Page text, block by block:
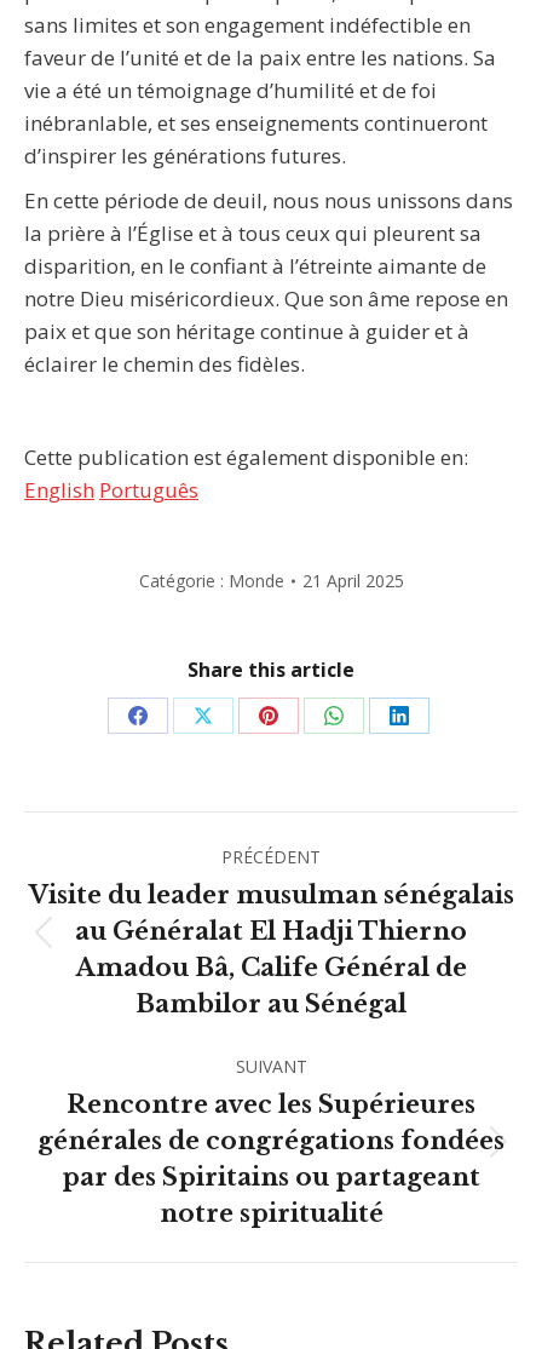
sans limites et son engagement indéfectible en
faveur de l’unité et de la paix entre les nations. Sa
vie a été un témoignage d’humilité et de foi
inébranlable, et ses enseignements continueront
d’inspirer les générations futures.
En cette période de deuil, nous nous unissons dans
la prière à l’Église et à tous ceux qui pleurent sa
disparition, en le confiant à l’étreinte aimante de
notre Dieu miséricordieux. Que son âme repose en
paix et que son héritage continue à guider et à
éclairer le chemin des fidèles.
Cette publication est également disponible en:
English Português
Catégorie : Monde 21 April 2025
Share this article
Partager
Facebook
Partager
X
Partager
Pinterest
Partager
WhatsApp
Partager
LinkedIn
Navigation
article
PRÉCÉDENT
Article
précédent
:
Visite du leader musulman sénégalais
au Généralat El Hadji Thierno
Amadou Bâ, Calife Général de
Bambilor au Sénégal
SUIVANT
Article
suivant
:
Rencontre avec les Supérieures
générales de congrégations fondées
par des Spiritains ou partageant
notre spiritualité